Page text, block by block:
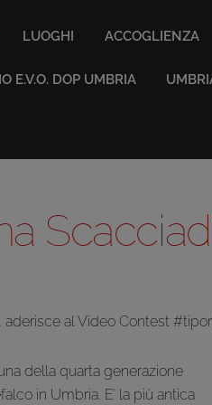
LUOGHI ACCOGLIENZA
E.V.O. DOP UMBRIA
al Video Contest
della quarta generazione
in Umbria. E’ la più antica